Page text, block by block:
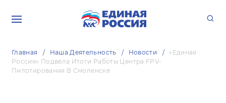
Главная Наша Деятельность Новости
«Единая
Россия» Подвела Итоги Работы Центра FPV-
Пилотирования В Смоленске